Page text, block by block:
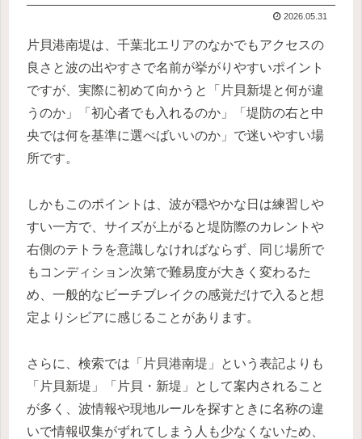
2026.05.31
片貝港南堤は、千葉北エリアのなかでもアクセスの
良さと波の出やすさで名前が挙がりやすいポイント
ですが、実際に初めて向かうと「片貝新堤と何が違
うのか」「初心者でも入れるのか」「堤防の右と中
央では何を基準に選べばいいのか」で迷いやすい場
所です。
しかもこのポイントは、波が穏やかな日は練習しや
すい一方で、サイズが上がると堤防際のカレントや
右側のテトラを意識しなければならず、同じ場所で
もコンディション次第で難易度が大きく変わるた
め、一般的なビーチブレイクの感覚だけで入ると想
定よりシビアに感じることがあります。
さらに、検索では「片貝港南堤」という表記よりも
「片貝新堤」「片貝・新堤」として案内されること
が多く、波情報や現地ルールを探すときに名称の違
いで情報収集がずれてしまう人も少なくないため、